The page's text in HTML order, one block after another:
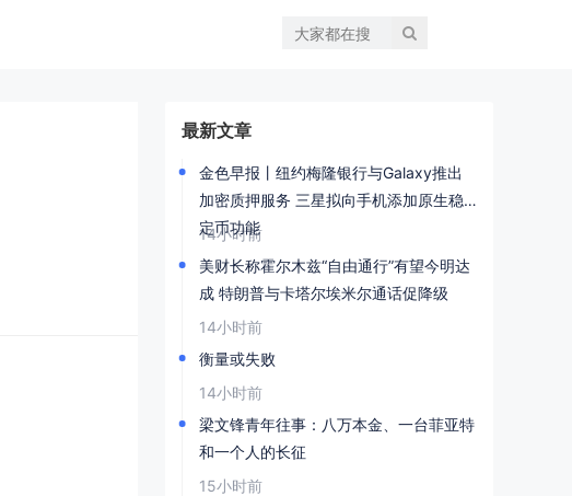
最新文章
金色早报丨纽约梅隆银行与Galaxy推出
加密质押服务 三星拟向手机添加原生稳
定币功能
14小时前
美财长称霍尔木兹“自由通行”有望今明达
成 特朗普与卡塔尔埃米尔通话促降级
14小时前
衡量或失败
14小时前
梁文锋青年往事：八万本金、一台菲亚特
和一个人的长征
15小时前